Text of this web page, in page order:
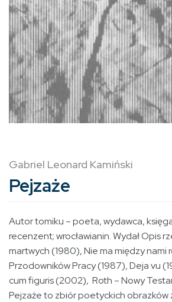
Gabriel Leonard Kamiński
Pejzaże
Autor tomiku – poeta, wydawca,
recenzent; wrocławianin. Wydał Opis
martwych (1980), Nie ma między nami
Przodowników Pracy (1987), Deja vu
cum figuris (2002), Roth – Nowy
Pejzaże to zbiór poetyckich obrazków